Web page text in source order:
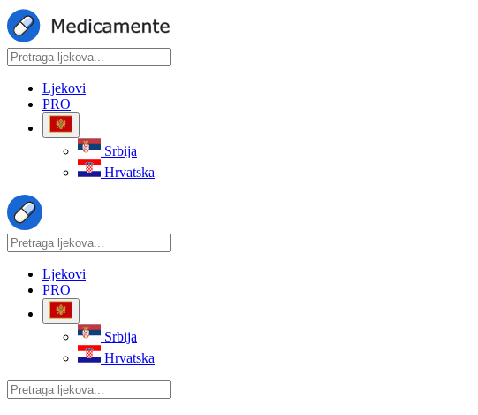
Ljekovi
PRO
Srbija
Hrvatska
Ljekovi
PRO
Srbija
Hrvatska